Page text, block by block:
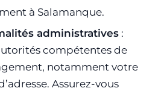
à Salamanque.
administratives :
compétentes de
notamment votre
Assurez-vous